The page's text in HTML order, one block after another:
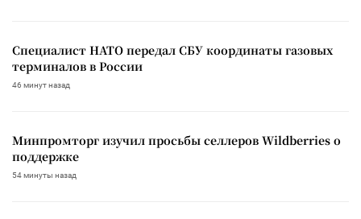
Специалист НАТО передал СБУ координаты газовых
терминалов в России
46 минут назад
Минпромторг изучил просьбы селлеров Wildberries о
поддержке
54 минуты назад